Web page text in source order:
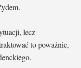
lecz
to poważnie,